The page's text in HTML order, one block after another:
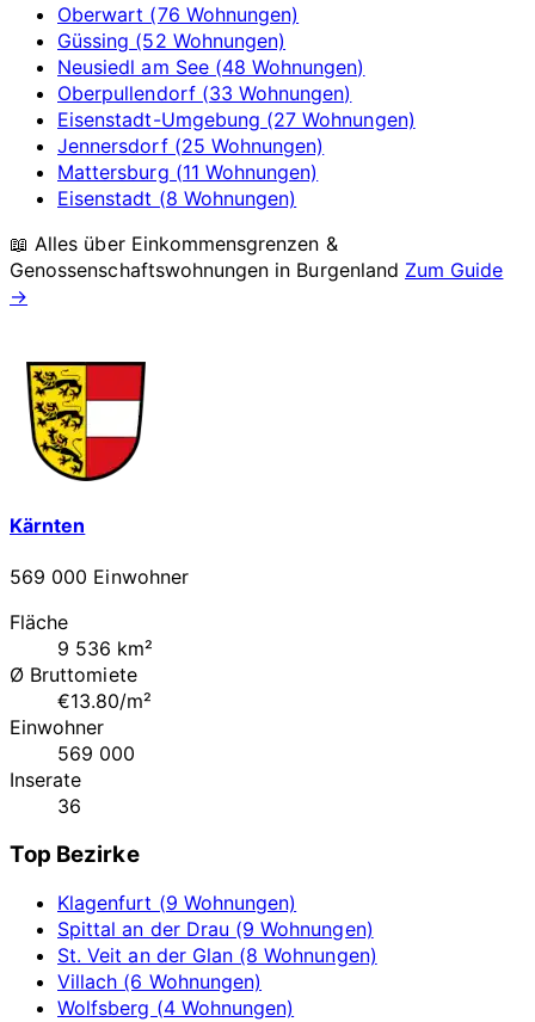
Oberwart (76 Wohnungen)
Güssing (52 Wohnungen)
Neusiedl am See (48 Wohnungen)
Oberpullendorf (33 Wohnungen)
Eisenstadt-Umgebung (27 Wohnungen)
Jennersdorf (25 Wohnungen)
Mattersburg (11 Wohnungen)
Eisenstadt (8 Wohnungen)
📖 Alles über Einkommensgrenzen &
Genossenschaftswohnungen in Burgenland Zum Guide
→
Kärnten
569 000 Einwohner
Fläche
9 536 km²
Ø Bruttomiete
€13.80/m²
Einwohner
569 000
Inserate
36
Top Bezirke
Klagenfurt (9 Wohnungen)
Spittal an der Drau (9 Wohnungen)
St. Veit an der Glan (8 Wohnungen)
Villach (6 Wohnungen)
Wolfsberg (4 Wohnungen)